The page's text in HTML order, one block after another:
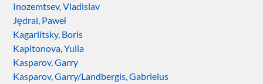
Inozemtsev, Vladislav
Jędral, Paweł
Kagarlitsky, Boris
Kapitonova, Yulia
Kasparov, Garry
Kasparov, Garry/Landbergis, Gabrielus